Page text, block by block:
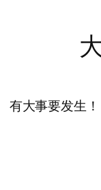
有大事要发生